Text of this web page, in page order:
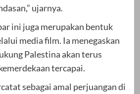
ujarnya.
ini juga merupakan bentuk
media film. Ia menegaskan
Palestina akan terus
tercapai.
sebagai amal perjuangan di